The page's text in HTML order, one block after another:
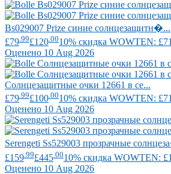
Bs029007 Prize синие солнцезащитн�...
£79 .99£120 .0010% скидка WOWTEN: £71
Оценено 10 Aug 2026
Солнцезащитные очки 12661 в се...
£79.99£100.0010% скидка WOWTEN: £71
Оценено 10 Aug 2026
Serengeti Ss529003 прозрачные
£159 .99£445 .0010% скидка WOWTEN:
Оценено 10 Aug 2026